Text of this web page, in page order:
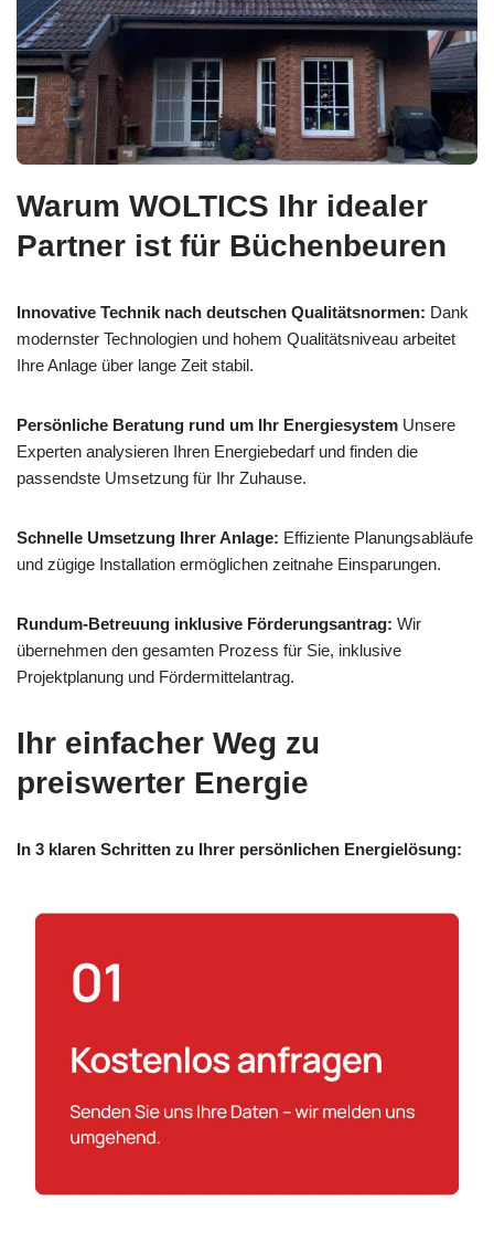
Warum WOLTICS Ihr idealer
Partner ist für Büchenbeuren
Innovative Technik nach deutschen Qualitätsnormen: Dank
modernster Technologien und hohem Qualitätsniveau arbeitet
Ihre Anlage über lange Zeit stabil.
Persönliche Beratung rund um Ihr Energiesystem Unsere
Experten analysieren Ihren Energiebedarf und finden die
passendste Umsetzung für Ihr Zuhause.
Schnelle Umsetzung Ihrer Anlage: Effiziente Planungsabläufe
und zügige Installation ermöglichen zeitnahe Einsparungen.
Rundum-Betreuung inklusive Förderungsantrag: Wir
übernehmen den gesamten Prozess für Sie, inklusive
Projektplanung und Fördermittelantrag.
Ihr einfacher Weg zu
preiswerter Energie
In 3 klaren Schritten zu Ihrer persönlichen Energielösung: